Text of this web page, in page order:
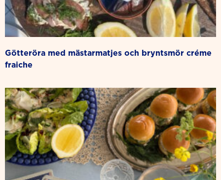
götteröra med mästarmatjes och bryntsmör créme
fraiche